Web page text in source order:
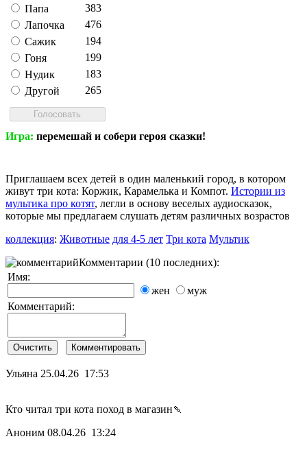
Папа
383
Лапочка
476
Сажик
194
Гоня
199
Нудик
183
Другой
265
Игра: перемешай и собери героя сказки!
Приглашаем всех детей в один маленький город, в котором
живут три кота: Коржик, Карамелька и Компот. Истории из
мультика про котят, легли в основу веселых аудиосказок,
которые мы предлагаем слушать детям различных возрастов
коллекция: Животные для 4-5 лет Три кота Мультик
Комментарии (10 последних):
Имя:
жен
муж
Комментарий:
Ульяна 25.04.26 17:53
Кто читал три кота поход в магазин🍡
Аноним 08.04.26 13:24